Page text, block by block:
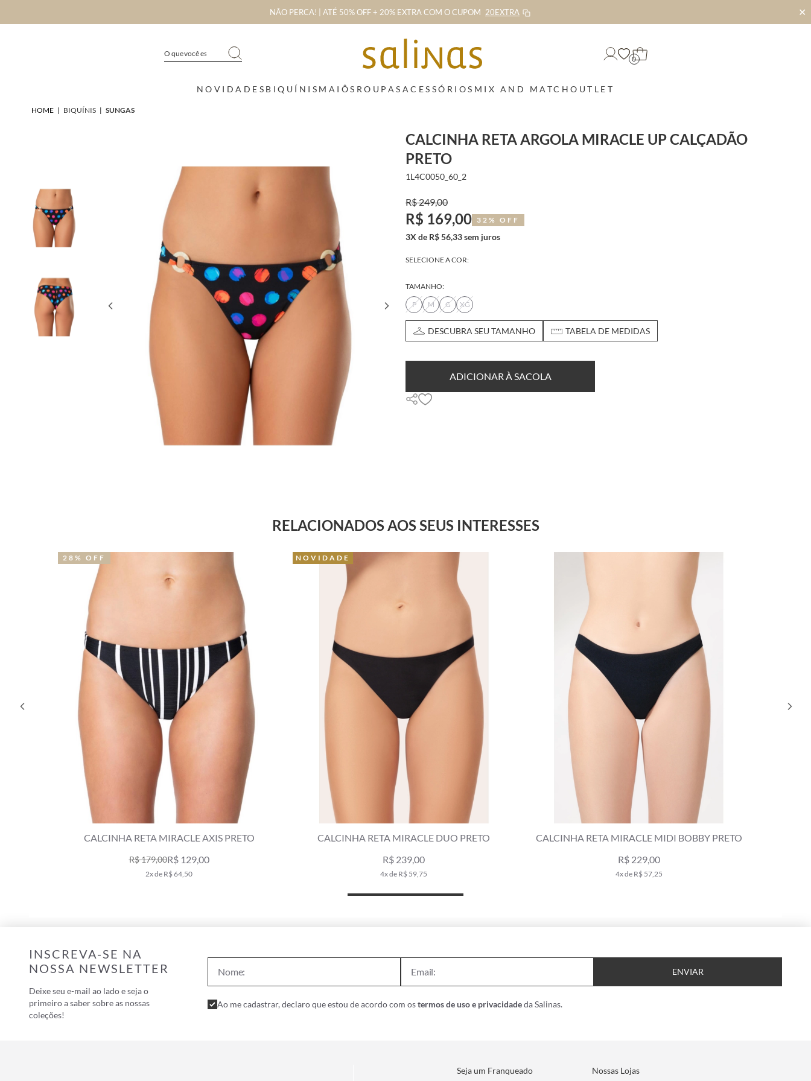
NÃO PERCA! | ATÉ 50% OFF + 20% EXTRA COM O CUPOM 20EXTRA ✕
0
NOVIDADES BIQUÍNIS MAIÔS ROUPAS ACESSÓRIOS MIX AND MATCHOUTLET
HOME | BIQUÍNIS | SUNGAS
CALCINHA RETA ARGOLA MIRACLE UP CALÇADÃO
PRETO
1L4C0050_60_2
R$ 249,00
R$ 169,00 32% OFF
3X de R$ 56,33 sem juros
SELECIONE A COR:
TAMANHO:
P
M G XG
DESCUBRA SEU TAMANHO TABELA DE MEDIDAS
ADICIONAR À SACOLA
RELACIONADOS AOS SEUS INTERESSES
CALCINHA RETA MIRACLE AXIS PRETO
R$ 179,00R$ 129,00
2x de R$ 64,50
28% OFF
CALCINHA RETA MIRACLE DUO PRETO
R$ 239,00
4x de R$ 59,75
NOVIDADE
CALCINHA RETA MIRACLE MIDI BOBBY PRETO
R$ 229,00
4x de R$ 57,25
INSCREVA-SE NA
NOSSA NEWSLETTER
Deixe seu e-mail ao lado e seja o
primeiro a saber sobre as nossas
coleções!
ENVIAR
Ao me cadastrar, declaro que estou de acordo com ostermos de uso e privacidadeda Salinas.
Seja um Franqueado Nossas Lojas